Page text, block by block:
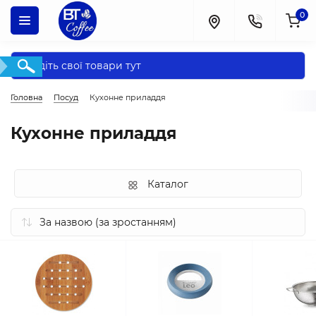
0
Головна Посуд Кухонне приладдя
Кухонне приладдя
Каталог